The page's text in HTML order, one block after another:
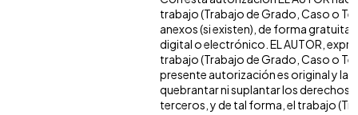
trabajo (Trabajo de Grado, Caso o
anexos (si existen), de forma gratuita
digital o electrónico. EL AUTOR,
trabajo (Trabajo de Grado, Caso o
presente autorización es original y la
quebrantar ni suplantar los derechos
terceros, y de tal forma, el trabajo